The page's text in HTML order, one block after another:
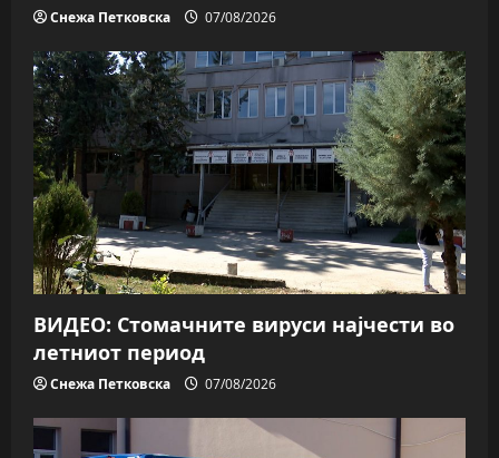
Снежа Петковска 07/08/2026
ВИДЕО: Стомачните вируси најчести во
летниот период
Снежа Петковска 07/08/2026